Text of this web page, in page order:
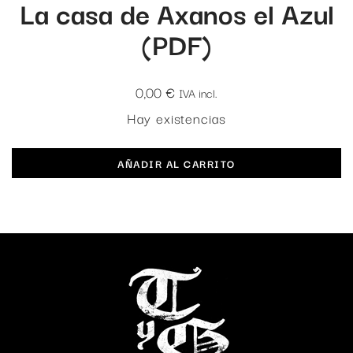
La casa de Axanos el Azul
(PDF)
0,00€ IVA incl.
Hay existencias
AÑADIR AL CARRITO